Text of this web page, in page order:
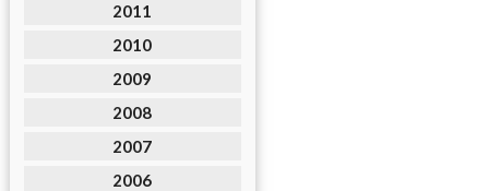
2011
2010
2009
2008
2007
2006